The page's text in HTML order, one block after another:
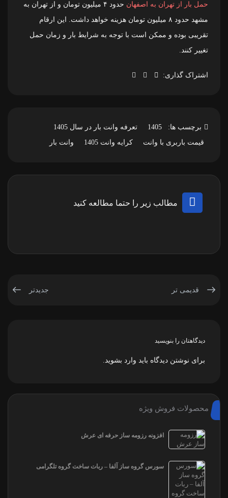
حمل بار از تهران به اصفهان
حدود ۴ میلیون تومان و از تهران به
مشهد حدود ۸ میلیون تومان هزینه خواهد داشت. این ارقام
تقریبی بوده و ممکن است با توجه به شرایط بار و زمان حمل
تغییر کنند.
اشتراک گذاری:
برچسب ها: 1405
تعرفه وانت بار در سال 1405
قیمت باربری با وانت
کرایه وانت 1405 وانت بار
مطالب زیر را حتما مطالعه کنید
قدیمی تر جدیدتر
دیدگاهتان را بنویسید
برای نوشتن دیدگاه باید وارد بشوید
محصولات فروش ویژه
افزونه رزومه ساز حرفه ای عرش
سورس گروه ساز آلفا – ربات ساخت گروه تلگرامی